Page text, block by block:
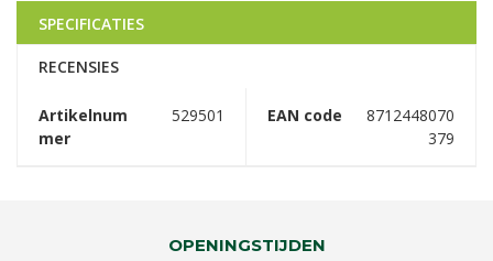
SPECIFICATIES
RECENSIES
Artikelnum
mer
529501 EAN code
8712448070
379
OPENINGSTIJDEN